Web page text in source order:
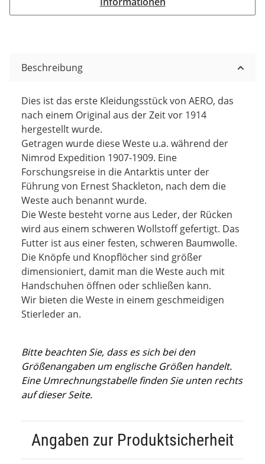
Beschreibung
Dies ist das erste Kleidungsstück von AERO, das
nach einem Original aus der Zeit vor 1914
hergestellt wurde.
Getragen wurde diese Weste u.a. während der
Nimrod Expedition 1907-1909. Eine
Forschungsreise in die Antarktis unter der
Führung von Ernest Shackleton, nach dem die
Weste auch benannt wurde.
Die Weste besteht vorne aus Leder, der Rücken
wird aus einem schweren Wollstoff gefertigt. Das
Futter ist aus einer festen, schweren Baumwolle.
Die Knöpfe und Knopflöcher sind größer
dimensioniert, damit man die Weste auch mit
Handschuhen öffnen oder schließen kann.
Wir bieten die Weste in einem geschmeidigen
Stierleder an.
Bitte beachten Sie, dass es sich bei den
Größenangaben um englische Größen handelt.
Eine Umrechnungstabelle finden Sie unten rechts
auf dieser Seite.
Angaben zur Produktsicherheit